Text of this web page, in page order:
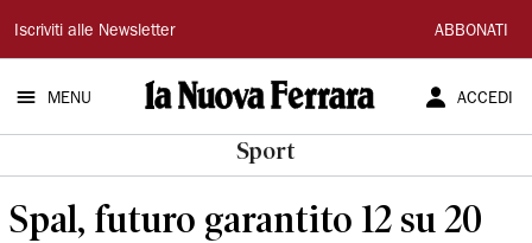
La
Nuova
Ferrara
Iscriviti alle Newsletter ABBONATI
MENU ACCEDI
Sport
Spal, futuro garantito 12 su 20